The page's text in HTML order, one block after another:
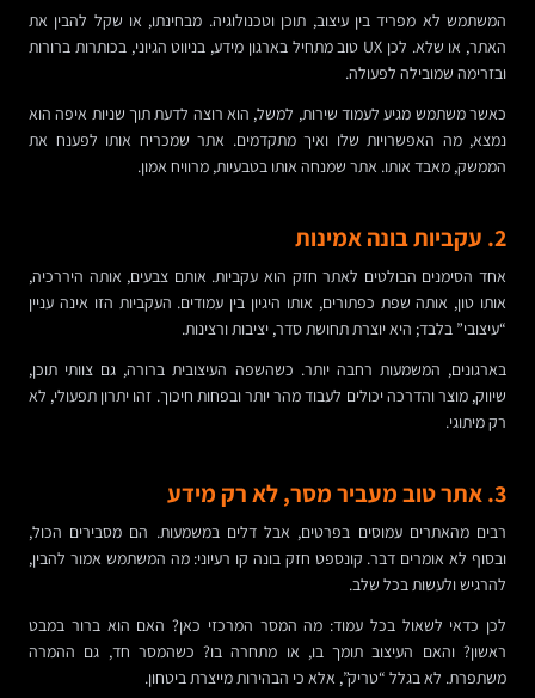
המשתמש לא מפריד בין עיצוב, תוכן וטכנולוגיה. מבחינתו, או שקל להבין את
האתר, או שלא. לכן UX טוב מתחיל בארגון מידע, בניווט הגיוני, בכותרות ברורות
ובזרימה שמובילה לפעולה.
כאשר משתמש מגיע לעמוד שירות, למשל, הוא רוצה לדעת תוך שניות איפה הוא
נמצא, מה האפשרויות שלו ואיך מתקדמים. אתר שמכריח אותו לפענח את
הממשק, מאבד אותו. אתר שמנחה אותו בטבעיות, מרוויח אמון.
2. עקביות בונה אמינות
אחד הסימנים הבולטים לאתר חזק הוא עקביות. אותם צבעים, אותה היררכיה,
אותו טון, אותה שפת כפתורים, אותו היגיון בין עמודים. העקביות הזו אינה עניין
“עיצובי” בלבד; היא יוצרת תחושת סדר, יציבות ורצינות.
בארגונים, המשמעות רחבה יותר. כשהשפה העיצובית ברורה, גם צוותי תוכן,
שיווק, מוצר והדרכה יכולים לעבוד מהר יותר ובפחות חיכוך. זהו יתרון תפעולי, לא
רק מיתוגי.
3. אתר טוב מעביר מסר, לא רק מידע
רבים מהאתרים עמוסים בפרטים, אבל דלים במשמעות. הם מסבירים הכול,
ובסוף לא אומרים דבר. קונספט חזק בונה קו רעיוני: מה המשתמש אמור להבין,
להרגיש ולעשות בכל שלב.
לכן כדאי לשאול בכל עמוד: מה המסר המרכזי כאן? האם הוא ברור במבט
ראשון? והאם העיצוב תומך בו, או מתחרה בו? כשהמסר חד, גם ההמרה
משתפרת. לא בגלל “טריק”, אלא כי הבהירות מייצרת ביטחון.